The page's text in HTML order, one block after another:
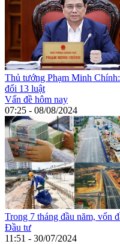
Thủ tướng Phạm Minh
đổi 13 luật
Vấn đề hôm nay
07:25 - 08/08/2024
Trong 7 tháng đầu năm, vốn
Đầu tư
11:51 - 30/07/2024